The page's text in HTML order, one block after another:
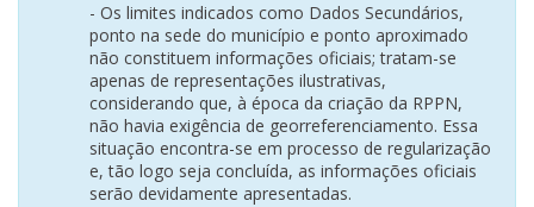
- Os limites indicados como Dados Secundários,
ponto na sede do município e ponto aproximado
não constituem informações oficiais; tratam-se
apenas de representações ilustrativas,
considerando que, à época da criação da RPPN,
não havia exigência de georreferenciamento. Essa
situação encontra-se em processo de regularização
e, tão logo seja concluída, as informações oficiais
serão devidamente apresentadas.